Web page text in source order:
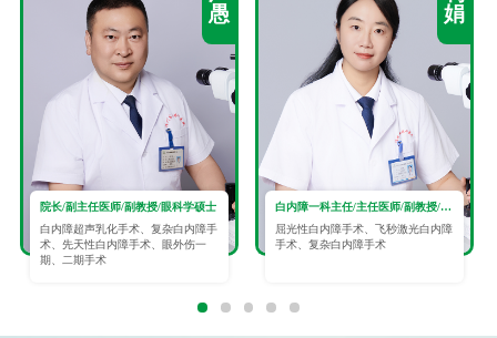
愚
院长/副主任医师/副教授/眼科学硕士
白内障超声乳化手术、复杂白内障手
术、先天性白内障手术、眼外伤一
期、二期手术
娟
白内障一科主任/主任医师/副教授/眼科学硕士
屈光性白内障手术、飞秒激光白内障
手术、复杂白内障手术